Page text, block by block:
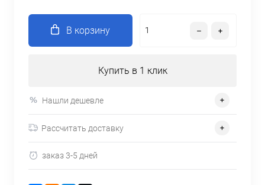
В корзину
Купить в 1 клик
Нашли дешевле
Рассчитать доставку
заказ 3-5 дней